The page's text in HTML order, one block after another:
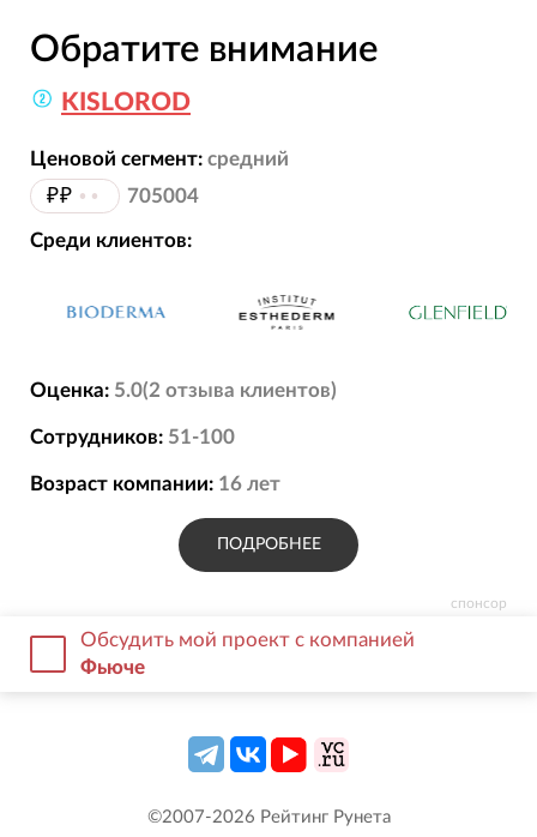
спонсор
Обратите внимание
KISLOROD
Ценовой сегмент: средний
₽₽ •• 705004
Среди клиентов:
Оценка: 5.0(2 отзыва клиентов)
Сотрудников: 51-100
Возраст компании: 16 лет
ПОДРОБНЕЕ
Обсудить мой проект с компанией
Фьюче
©2007-2026 Рейтинг Рунета